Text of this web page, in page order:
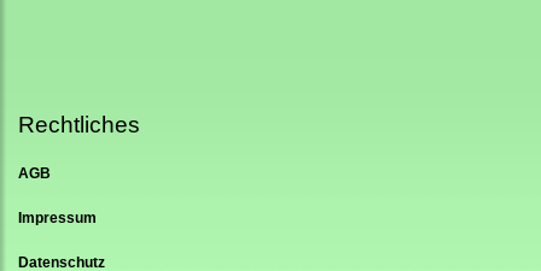
Rechtliches
AGB
Impressum
Datenschutz